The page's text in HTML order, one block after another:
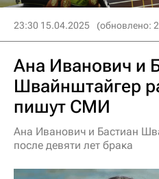
23:30 15.04.2025 (обновлено:
Ана Иванович и
Швайнштайгер
пишут СМИ
Ана Иванович и Бастиан
после девяти лет брака